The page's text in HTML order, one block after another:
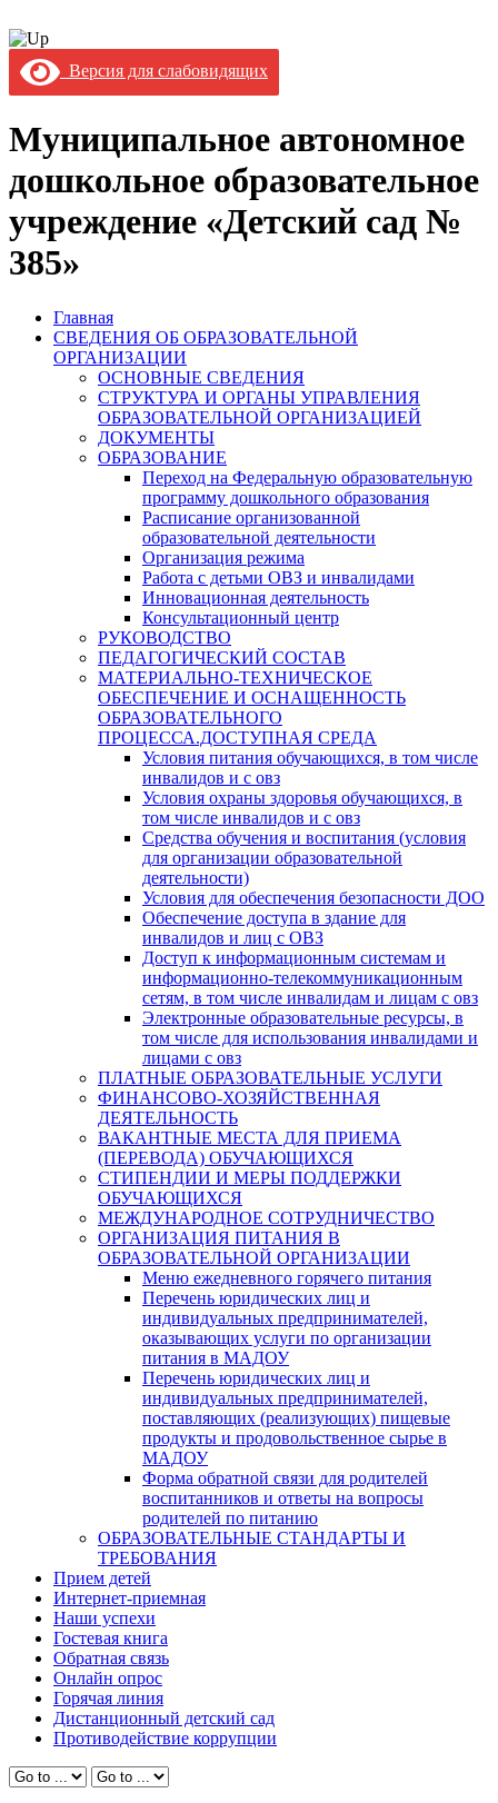
Версия для слабовидящих
Муниципальное автономное
дошкольное образовательное
учреждение «Детский сад №
385»
Главная
СВЕДЕНИЯ ОБ ОБРАЗОВАТЕЛЬНОЙ
ОРГАНИЗАЦИИ
ОСНОВНЫЕ СВЕДЕНИЯ
СТРУКТУРА И ОРГАНЫ УПРАВЛЕНИЯ
ОБРАЗОВАТЕЛЬНОЙ ОРГАНИЗАЦИЕЙ
ДОКУМЕНТЫ
ОБРАЗОВАНИЕ
Переход на Федеральную образовательную
программу дошкольного образования
Расписание организованной
образовательной деятельности
Организация режима
Работа с детьми ОВЗ и инвалидами
Инновационная деятельность
Консультационный центр
РУКОВОДСТВО
ПЕДАГОГИЧЕСКИЙ СОСТАВ
МАТЕРИАЛЬНО-ТЕХНИЧЕСКОЕ
ОБЕСПЕЧЕНИЕ И ОСНАЩЕННОСТЬ
ОБРАЗОВАТЕЛЬНОГО
ПРОЦЕССА.ДОСТУПНАЯ СРЕДА
Условия питания обучающихся, в том числе
инвалидов и с овз
Условия охраны здоровья обучающихся, в
том числе инвалидов и с овз
Средства обучения и воспитания (условия
для организации образовательной
деятельности)
Условия для обеспечения безопасности ДОО
Обеспечение доступа в здание для
инвалидов и лиц с ОВЗ
Доступ к информационным системам и
информационно-телекоммуникационным
сетям, в том числе инвалидам и лицам с овз
Электронные образовательные ресурсы, в
том числе для использования инвалидами и
лицами с овз
ПЛАТНЫЕ ОБРАЗОВАТЕЛЬНЫЕ УСЛУГИ
ФИНАНСОВО-ХОЗЯЙСТВЕННАЯ
ДЕЯТЕЛЬНОСТЬ
ВАКАНТНЫЕ МЕСТА ДЛЯ ПРИЕМА
(ПЕРЕВОДА) ОБУЧАЮЩИХСЯ
СТИПЕНДИИ И МЕРЫ ПОДДЕРЖКИ
ОБУЧАЮЩИХСЯ
МЕЖДУНАРОДНОЕ СОТРУДНИЧЕСТВО
ОРГАНИЗАЦИЯ ПИТАНИЯ В
ОБРАЗОВАТЕЛЬНОЙ ОРГАНИЗАЦИИ
Меню ежедневного горячего питания
Перечень юридических лиц и
индивидуальных предпринимателей,
оказывающих услуги по организации
питания в МАДОУ
Перечень юридических лиц и
индивидуальных предпринимателей,
поставляющих (реализующих) пищевые
продукты и продовольственное сырье в
МАДОУ
Форма обратной связи для родителей
воспитанников и ответы на вопросы
родителей по питанию
ОБРАЗОВАТЕЛЬНЫЕ СТАНДАРТЫ И
ТРЕБОВАНИЯ
Прием детей
Интернет-приемная
Наши успехи
Гостевая книга
Обратная связь
Онлайн опрос
Горячая линия
Дистанционный детский сад
Противодействие коррупции